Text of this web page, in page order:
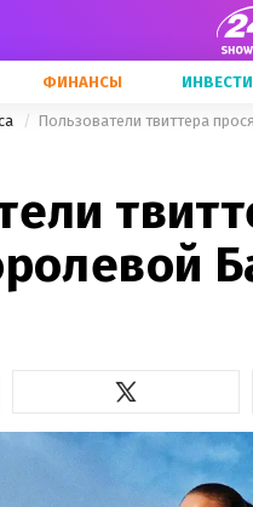
ФИНАНСЫ
Пользователи твиттера